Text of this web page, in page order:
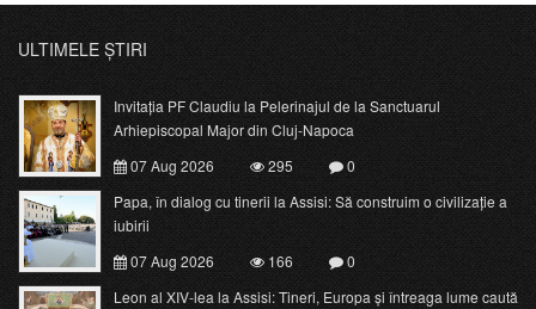
ULTIMELE ȘTIRI
Invitația PF Claudiu la Pelerinajul de la Sanctuarul
Arhiepiscopal Major din Cluj-Napoca
07 Aug 2026
295
0
Papa, în dialog cu tinerii la Assisi: Să construim o civilizație a
iubirii
07 Aug 2026
166
0
Leon al XIV-lea la Assisi: Tineri, Europa și întreaga lume caută